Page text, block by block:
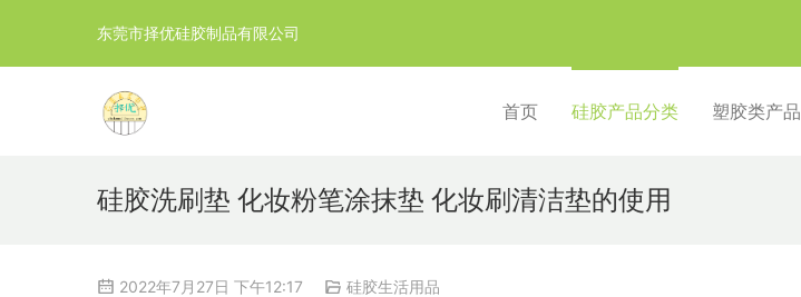
首页 硅胶产品分类 塑胶类产品
硅胶洗刷垫 化妆粉笔涂抹垫 化妆刷清洁垫的使用
2022年7月27日 下午12:17 硅胶生活用品
东莞市择优硅胶制品有限公司